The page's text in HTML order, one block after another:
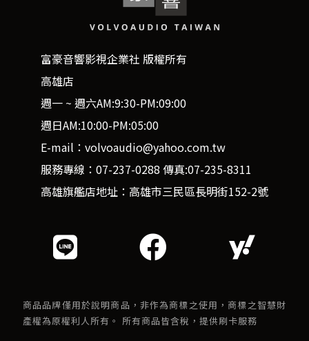
富豪音響影視企業社 版權所有
高雄店
週一 ~ 週六AM:9:30-PM:09:00
週日AM:10:00-PM:05:00
E-mail：volvoaudio@yahoo.com.tw
服務專線：07-237-0288 傳真:07-235-8311
高雄旗艦店地址：高雄市三民區長明街152-2號
商品品牌僅用於說明商品，非作為商標之使用，商標之智慧財
產權為原權利人所有。 所有商品皆含稅，提供刷卡服務